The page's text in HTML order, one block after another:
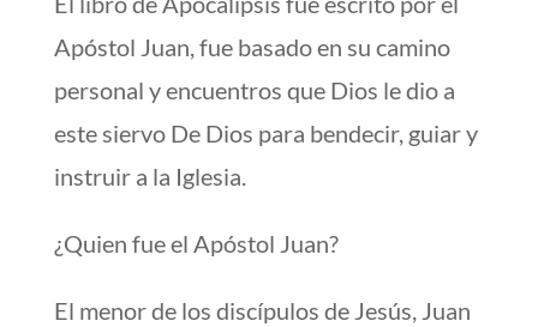
Apóstol Juan, fue basado en su camino
personal y encuentros que Dios le dio a
este siervo De Dios para bendecir, guiar y
instruir a la Iglesia.
¿Quien fue el Apóstol Juan?
El menor de los discípulos de Jesús, Juan